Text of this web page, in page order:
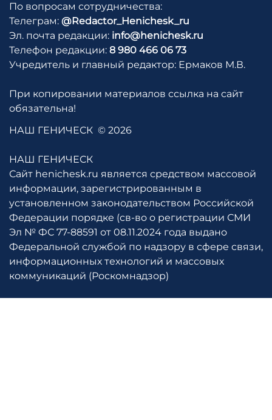
По вопросам сотрудничества:
Телеграм: @Redactor_Henichesk_ru
Эл. почта редакции: info@henichesk.ru
Телефон редакции: 8 980 466 06 73
Учредитель и главный редактор: Ермаков М.В.
При копировании материалов ссылка на сайт
обязательна!
НАШ ГЕНИЧЕСК © 2026
НАШ ГЕНИЧЕСК
Сайт henichesk.ru является средством массовой
информации, зарегистрированным в
установленном законодательством Российской
Федерации порядке (св-во о регистрации СМИ
Эл № ФС 77-88591 от 08.11.2024 года выдано
Федеральной службой по надзору в сфере связи,
информационных технологий и массовых
коммуникаций (Роскомнадзор)